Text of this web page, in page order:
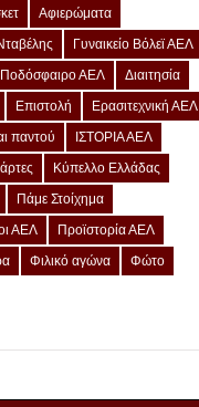
Αφιερώματα
Γυναικείο Βόλεϊ ΑΕΛ
Ποδόσφαιρο ΑΕΛ
Διαιτησία
Επιστολή
Ερασιτεχνική ΑΕΛ
παντού
ΙΣΤΟΡΙΑ ΑΕΛ
Κύπελλο Ελλάδας
Πάμε Στοίχημα
ΑΕΛ
Προϊστορία ΑΕΛ
Φιλικό αγώνα Φώτο